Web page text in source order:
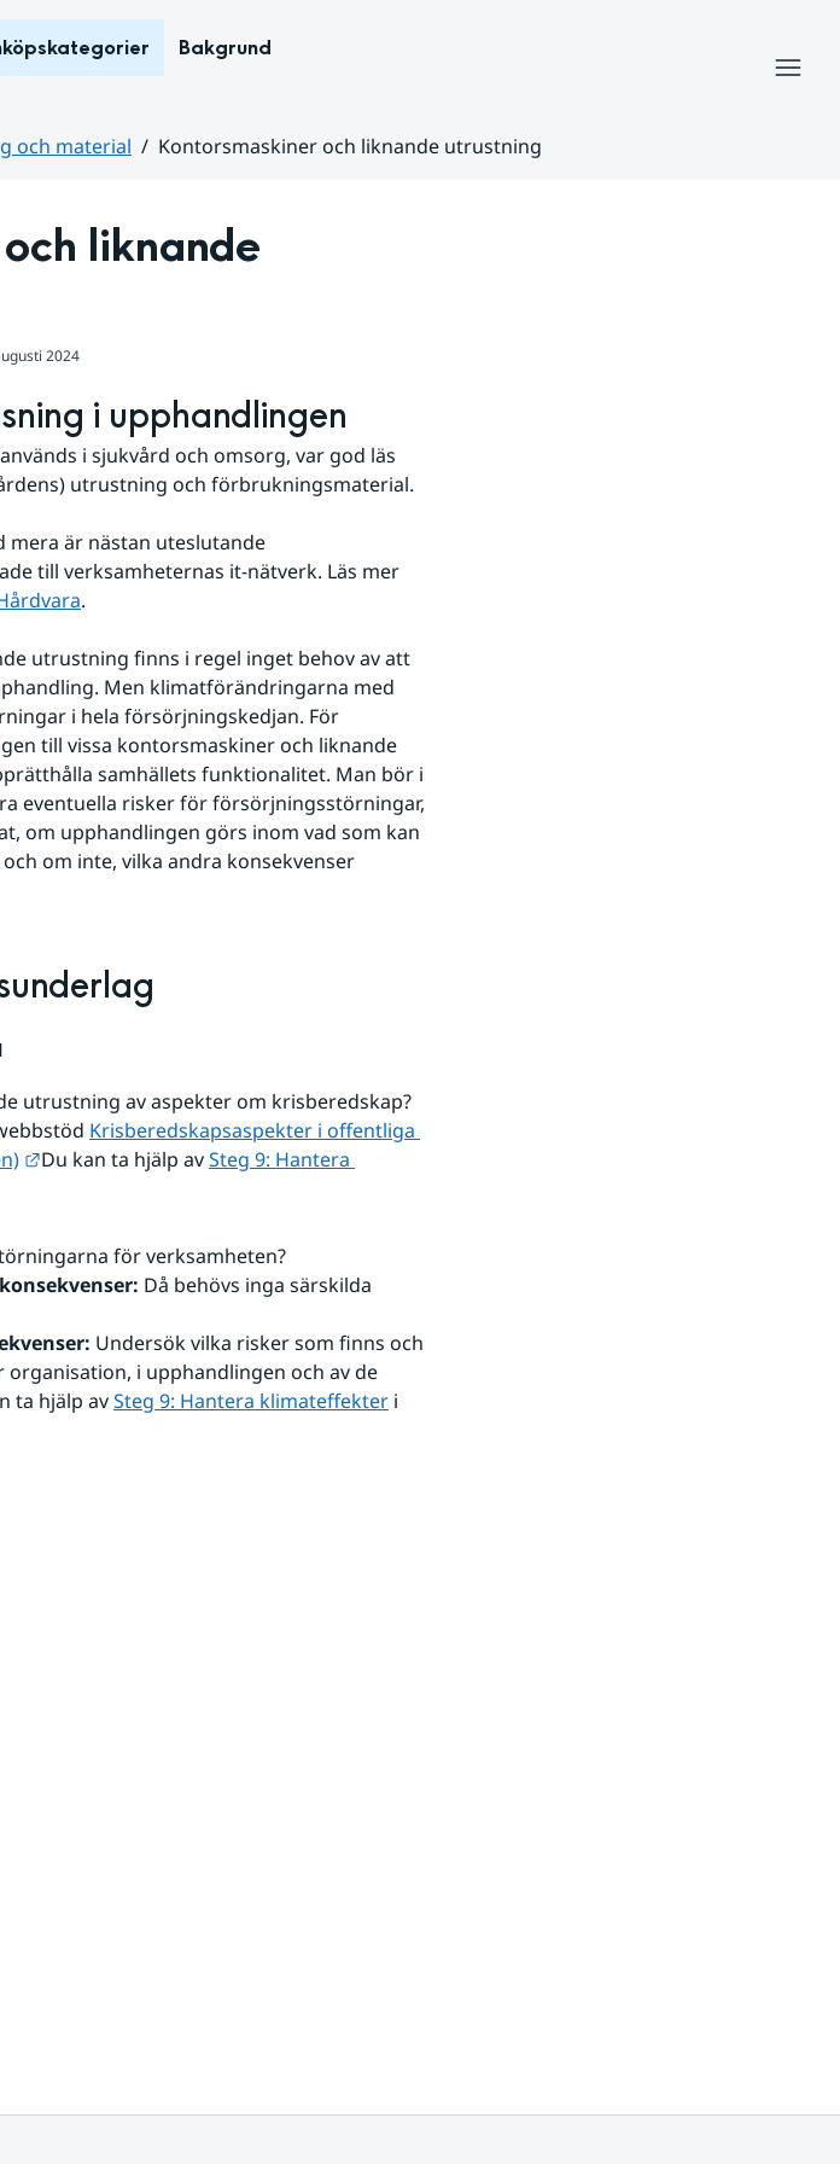
Bakgrund
och material
Kontorsmaskiner och liknande utrustning
liknande
2024
i upphandlingen
i sjukvård och omsorg, var god läs
utrustning och förbrukningsmaterial.
mera är nästan uteslutande
till verksamheternas it-nätverk. Läs mer
.
utrustning finns i regel inget behov av att
Men klimatförändringarna med
i hela försörjningskedjan. För
till vissa kontorsmaskiner och liknande
samhällets funktionalitet. Man bör i
eventuella risker för försörjningsstörningar,
om upphandlingen görs inom vad som kan
om inte, vilka andra konsekvenser
utrustning av aspekter om krisberedskap?
Krisberedskapsaspekter i offentliga
Länk till annan webbplats.
Du kan ta hjälp av Steg 9: Hantera
för verksamheten?
Då behövs inga särskilda
Undersök vilka risker som finns och
i upphandlingen och av de
ta hjälp av Steg 9: Hantera klimateffekter i
på